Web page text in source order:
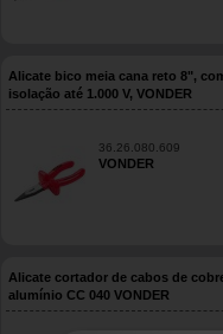
Alicate bico meia cana reto 8",
isolação até 1.000 V, VONDER
36.26.080.609
VONDER
Alicate cortador de cabos de
alumínio CC 040 VONDER